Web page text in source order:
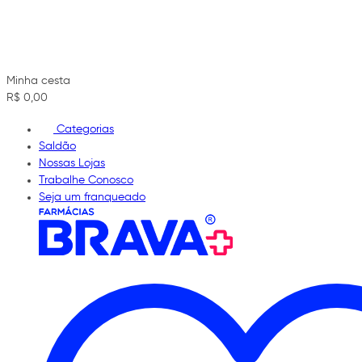
Minha cesta
R$ 0,00
Categorias
Saldão
Nossas Lojas
Trabalhe Conosco
Seja um franqueado